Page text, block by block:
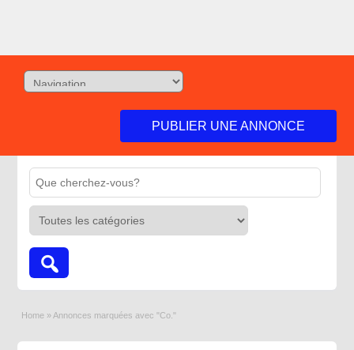
PUBLIER UNE ANNONCE
Home » Annonces marquées avec "Co."